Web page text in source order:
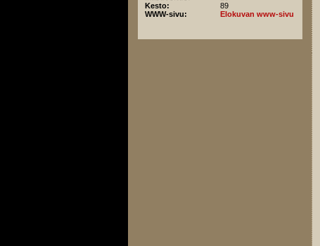
Kesto:
89
WWW-sivu:
Elokuvan www-sivu